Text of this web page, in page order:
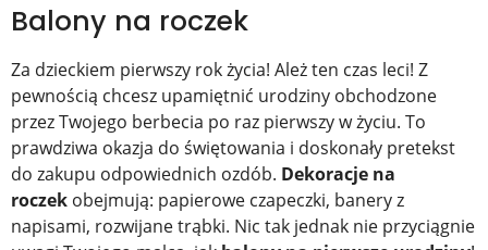
Balony na roczek
Za dzieckiem pierwszy rok życia! Ależ ten czas leci! Z
pewnością chcesz upamiętnić urodziny obchodzone
przez Twojego berbecia po raz pierwszy w życiu. To
prawdziwa okazja do świętowania i doskonały pretekst
do zakupu odpowiednich ozdób. Dekoracje na
roczek obejmują: papierowe czapeczki, banery z
napisami, rozwijane trąbki. Nic tak jednak nie przyciągnie